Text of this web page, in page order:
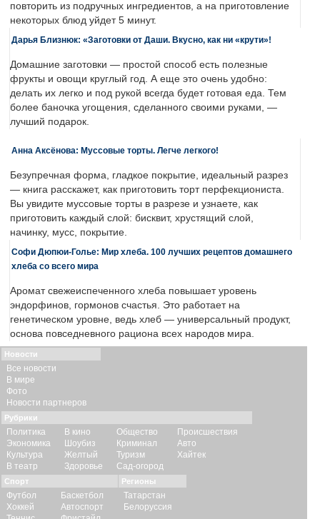
повторить из подручных ингредиентов, а на приготовление
некоторых блюд уйдет 5 минут.
Дарья Близнюк: «Заготовки от Даши. Вкусно, как ни «крути»!
Домашние заготовки — простой способ есть полезные
фрукты и овощи круглый год. А еще это очень удобно:
делать их легко и под рукой всегда будет готовая еда. Тем
более баночка угощения, сделанного своими руками, —
лучший подарок.
Анна Аксёнова: Муссовые торты. Легче легкого!
Безупречная форма, гладкое покрытие, идеальный разрез
— книга расскажет, как приготовить торт перфекциониста.
Вы увидите муссовые торты в разрезе и узнаете, как
приготовить каждый слой: бисквит, хрустящий слой,
начинку, мусс, покрытие.
Софи Дюпюи-Голье: Мир хлеба. 100 лучших рецептов домашнего
хлеба со всего мира
Аромат свежеиспеченного хлеба повышает уровень
эндорфинов, гормонов счастья. Это работает на
генетическом уровне, ведь хлеб — универсальный продукт,
основа повседневного рациона всех народов мира.
Новости
Все новости
В мире
Фото
Новости партнеров
Рубрики
Политика
Экономика
Культура
В театр
В кино
Шоубиз
Желтый
Здоровье
Общество
Криминал
Туризм
Сад-огород
Происшествия
Авто
Хайтек
Спорт
Футбол
Хоккей
Баскетбол
Автоспорт
Регионы
Татарстан
Белоруссия